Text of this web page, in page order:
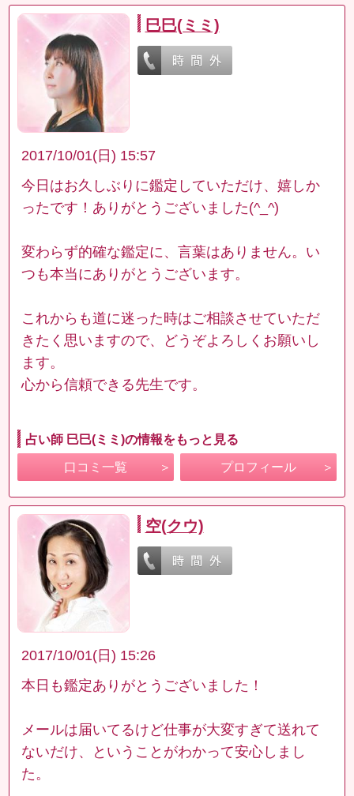
巳巳(ミミ)
2017/10/01(日) 15:57
今日はお久しぶりに鑑定していただけ、嬉しか
ったです！ありがとうございました(^_^)
変わらず的確な鑑定に、言葉はありません。い
つも本当にありがとうございます。
これからも道に迷った時はご相談させていただ
きたく思いますので、どうぞよろしくお願いし
ます。
心から信頼できる先生です。
占い師 巳巳(ミミ)の情報をもっと見る
口コミ一覧 プロフィール
空(クウ)
2017/10/01(日) 15:26
本日も鑑定ありがとうございました！
メールは届いてるけど仕事が大変すぎて送れて
ないだけ、ということがわかって安心しまし
た。